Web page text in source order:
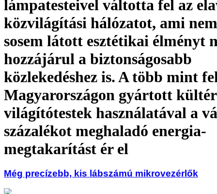
lámpatesteivel váltotta fel az
közvilágítási hálózatot, ami
sosem látott esztétikai élményt
hozzájárul a biztonságosabb
közlekedéshez is. A több mint
Magyarországon gyártott
világítótestek használatával a
százalékot meghaladó energia-
megtakarítást ér el
Még precízebb, kis lábszámú mikrovezérlők